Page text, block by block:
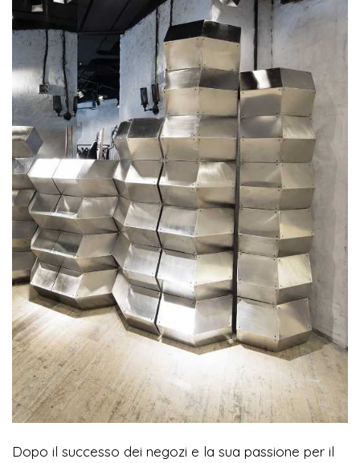
Dopo il successo dei negozi e la sua passione per il